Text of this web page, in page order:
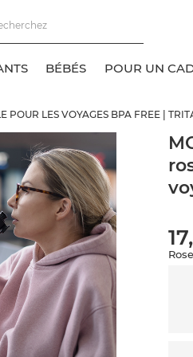
BÉBÉS POUR UN
POUR LES VOYAGES BPA FREE |
Rose